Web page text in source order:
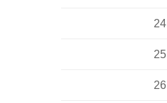
24
25
26